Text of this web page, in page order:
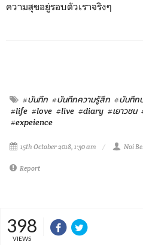
ความสุขอยู่รอบตัวเราจริงๆ
#บันทึก #บันทึกความรู้สึก #บันทึก
#life #love #live #diary #เยาวชน
#expeience
15th October 2018, 1:30 am Noi
Report
398
VIEWS